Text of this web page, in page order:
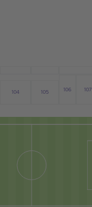
104 105 106 107